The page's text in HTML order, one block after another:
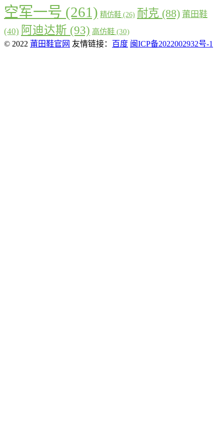
空军一号 (261) 精仿鞋 (26) 耐克 (88) 莆田鞋
(40) 阿迪达斯 (93) 高仿鞋 (30)
© 2022 莆田鞋官网 友情链接： 百度 闽ICP备2022002932号-1